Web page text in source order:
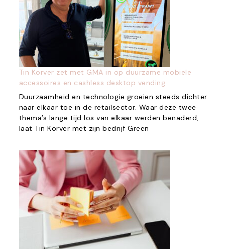
Tin Korver zet met GMA in op duurzame mobiele
accessoires en cashless desktop vending
Duurzaamheid en technologie groeien steeds dichter
naar elkaar toe in de retailsector. Waar deze twee
thema’s lange tijd los van elkaar werden benaderd,
laat Tin Korver met zijn bedrijf Green